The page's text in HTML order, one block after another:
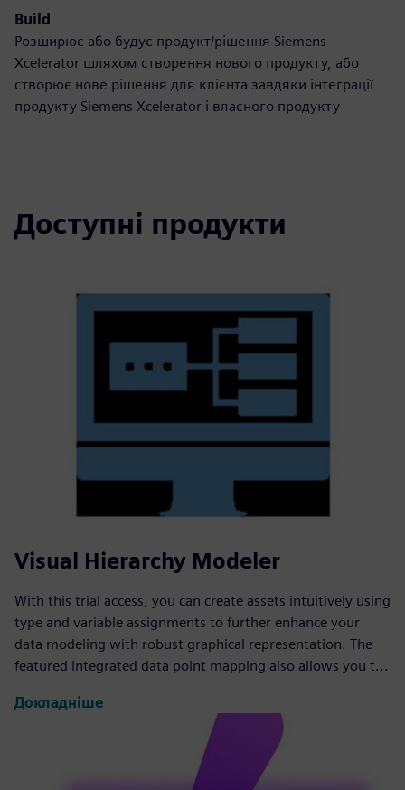
Build
Розширює або будує продукт/рішення Siemens
Xcelerator шляхом створення нового продукту, або
створює нове рішення для клієнта завдяки інтеграції
продукту Siemens Xcelerator і власного продукту
Доступні продукти
Visual Hierarchy Modeler
With this trial access, you can create assets intuitively using
type and variable assignments to further enhance your
data modeling with robust graphical representation. The
featured integrated data point mapping also allows you t...
Докладніше